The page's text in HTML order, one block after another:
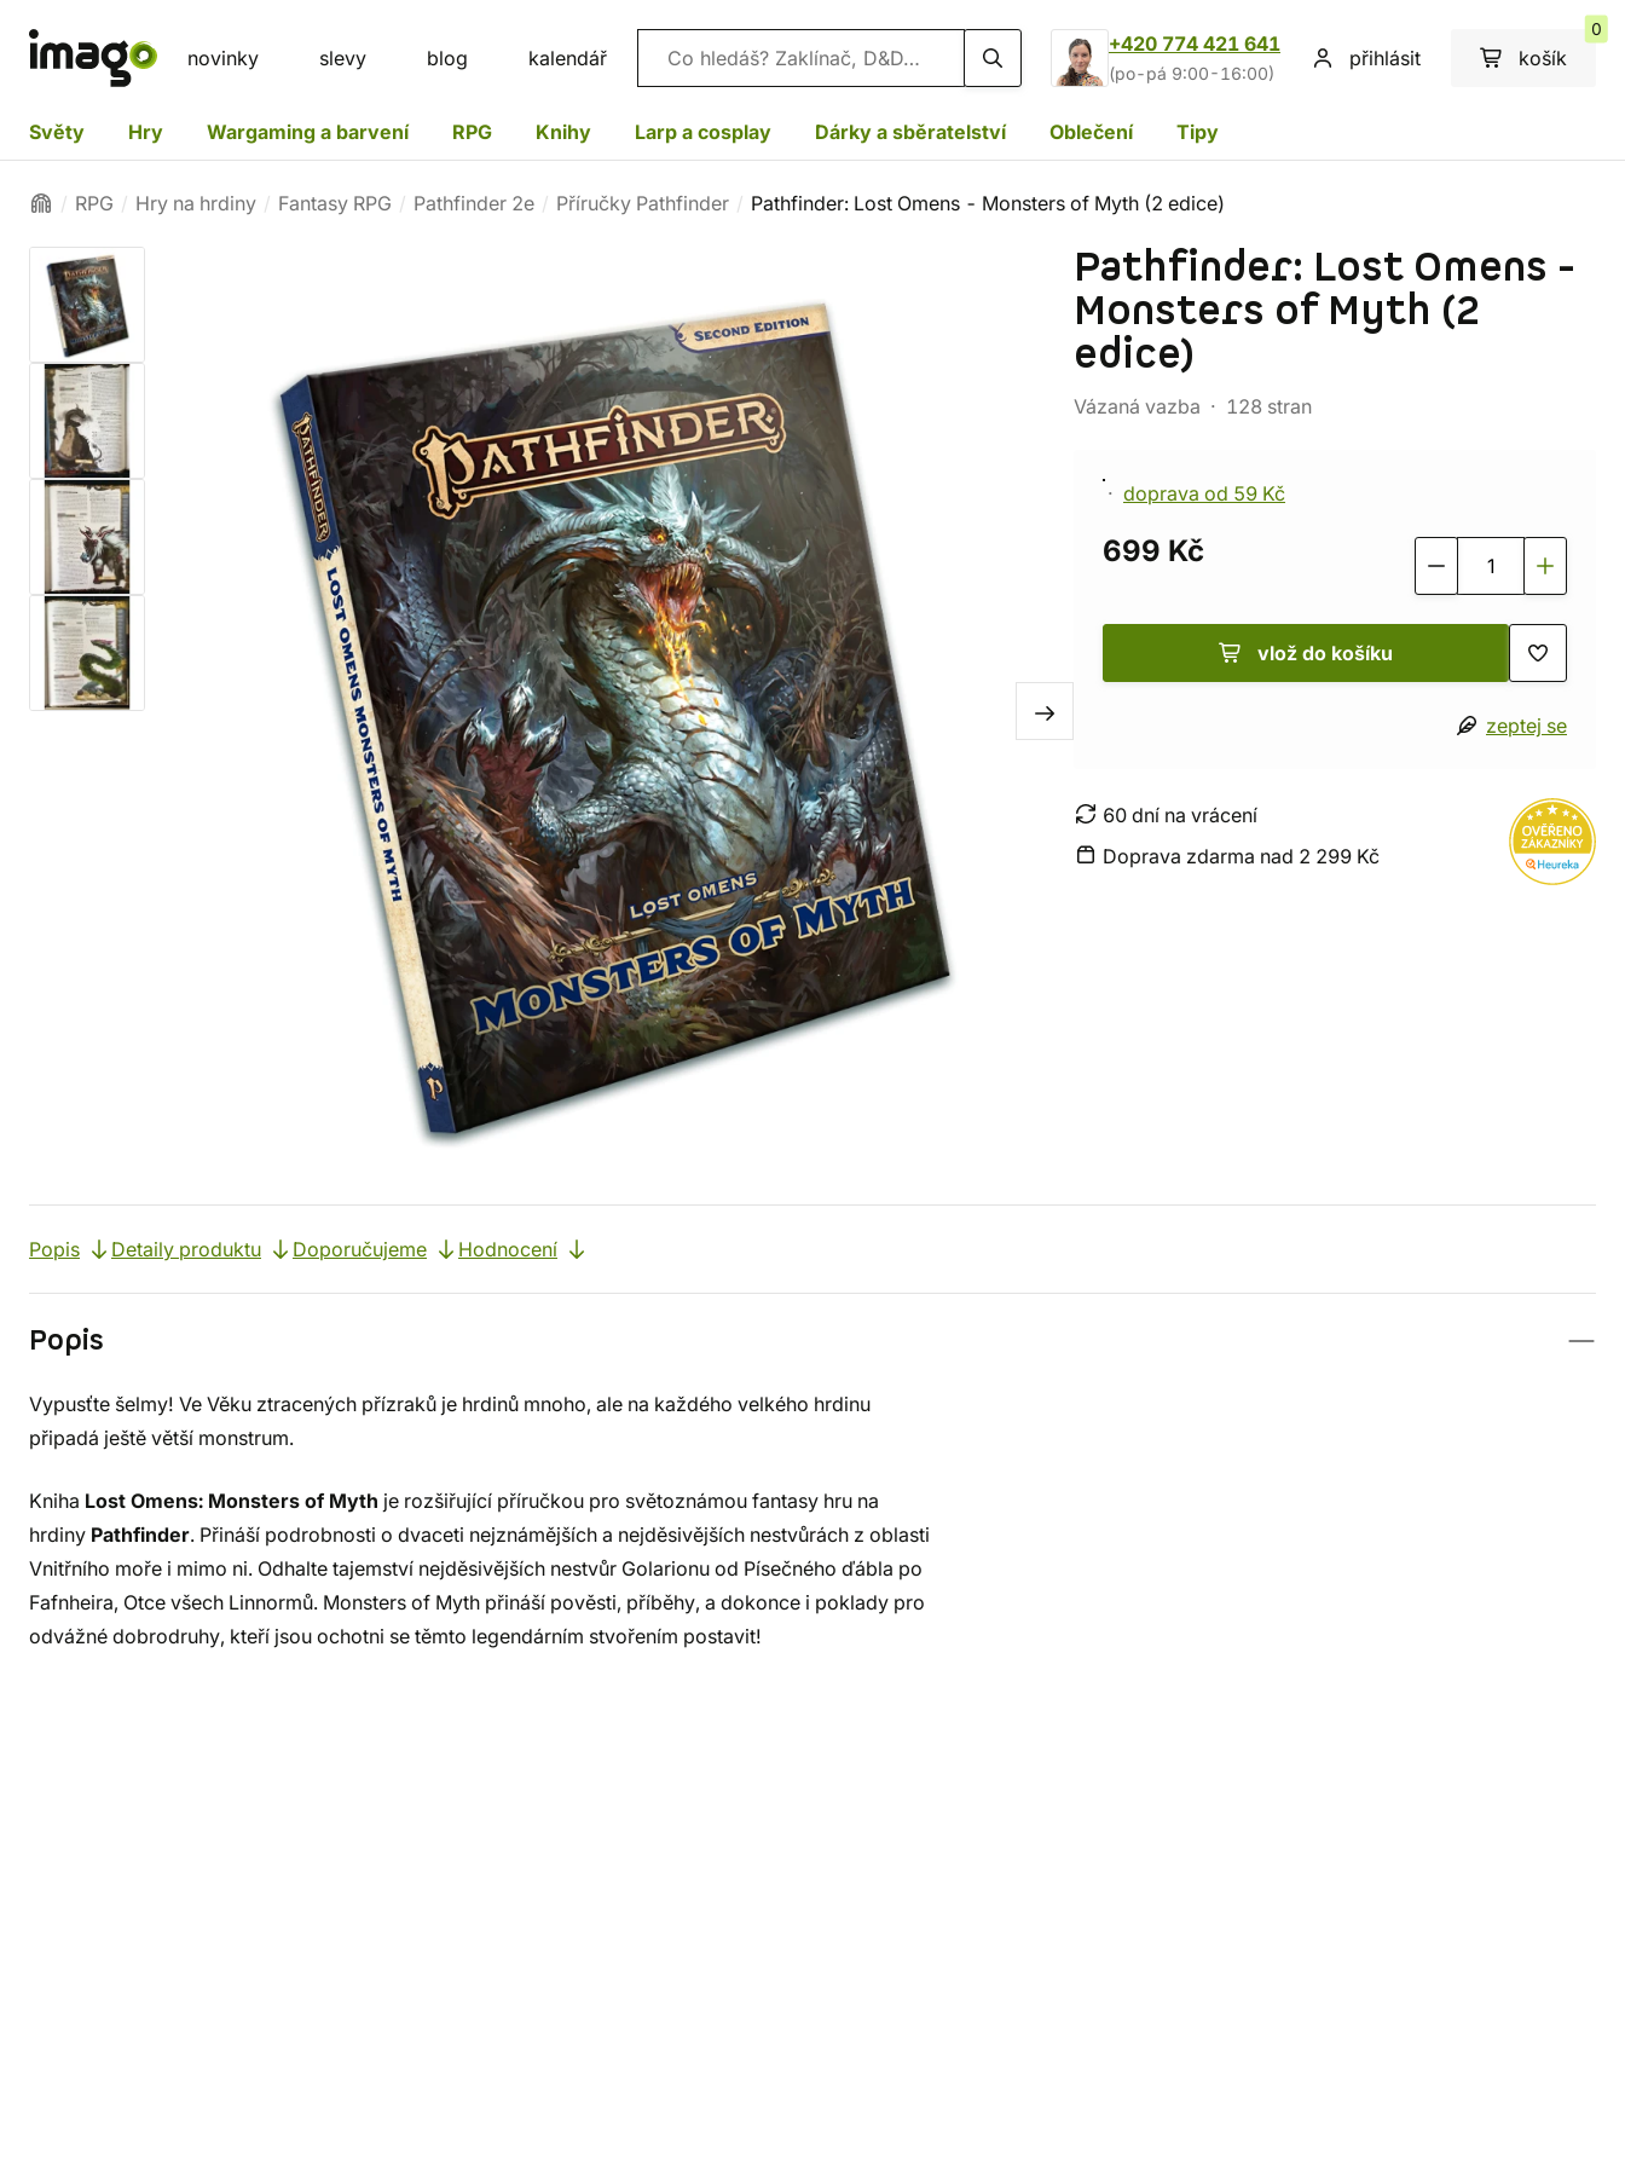
novinky slevy blog kalendář Vyhledávání
+420 774 421 641
(po-pá 9:00-16:00)
přihlásit košík
0
Světy Hry Wargaming a barvení RPG Knihy Larp a cosplay Dárky a sběratelství Oblečení Tipy
RPG Hry na hrdiny Fantasy RPG Pathfinder 2e Příručky Pathfinder Pathfinder: Lost Omens - Monsters of Myth (2 edice)
Pathfinder: Lost Omens -
Monsters of Myth (2
edice)
Vázaná vazba 128 stran
doprava od 59 Kč
699 Kč
vlož do košíku
zeptej se
60 dní na vrácení
Doprava zdarma nad 2 299 Kč
Popis Detaily produktu Doporučujeme Hodnocení
Popis
Vypusťte šelmy! Ve Věku ztracených přízraků je hrdinů mnoho, ale na každého velkého hrdinu
připadá ještě větší monstrum.
Kniha Lost Omens: Monsters of Myth je rozšiřující příručkou pro světoznámou fantasy hru na
hrdiny Pathfinder. Přináší podrobnosti o dvaceti nejznámějších a nejděsivějších nestvůrách z oblasti
Vnitřního moře i mimo ni. Odhalte tajemství nejděsivějších nestvůr Golarionu od Písečného ďábla po
Fafnheira, Otce všech Linnormů. Monsters of Myth přináší pověsti, příběhy, a dokonce i poklady pro
odvážné dobrodruhy, kteří jsou ochotni se těmto legendárním stvořením postavit!